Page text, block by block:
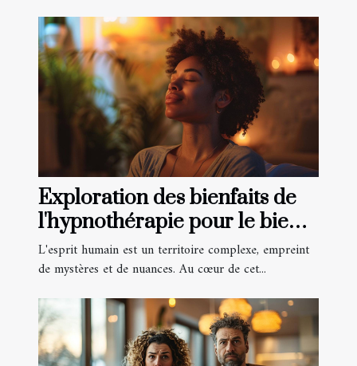
Exploration des bienfaits de
l'hypnothérapie pour le bien-
être mental
L'esprit humain est un territoire complexe, empreint
de mystères et de nuances. Au cœur de cet...